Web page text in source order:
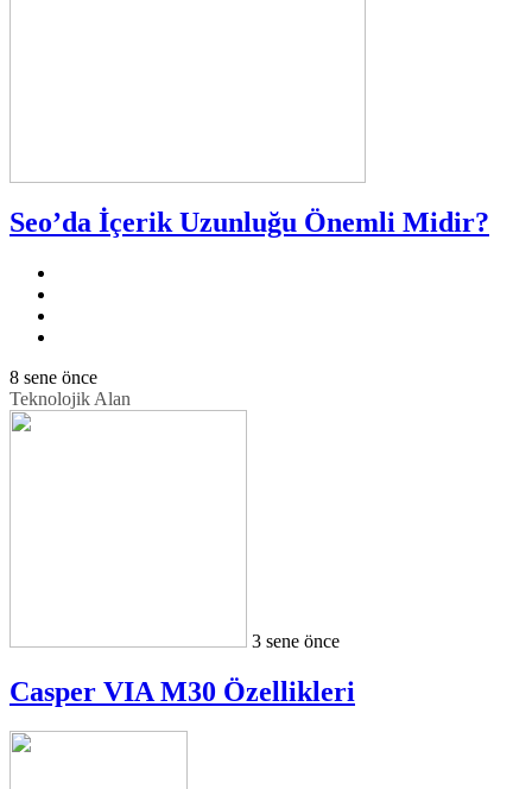
Seo’da İçerik Uzunluğu Önemli Midir?
8 sene önce
Teknolojik Alan
3 sene önce
Casper VIA M30 Özellikleri